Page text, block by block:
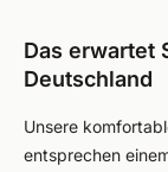
Das erwartet
Deutschland
Unsere
entsprechen